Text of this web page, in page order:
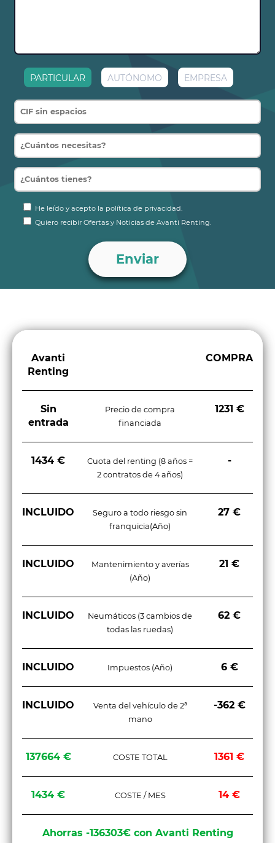
PARTICULAR AUTÓNOMO EMPRESA
He leído y acepto la política de privacidad.
Quiero recibir Ofertas y Noticias de Avanti Renting.
Avanti
Renting
COMPRA
Sin
entrada
Precio de compra
financiada
1231 €
1434 €
Cuota del renting (8 años =
2 contratos de 4 años)
-
INCLUIDO
Seguro a todo riesgo sin
franquicia(Año)
27 €
INCLUIDO
Mantenimiento y averías
(Año)
21 €
INCLUIDO
Neumáticos (3 cambios de
todas las ruedas)
62 €
INCLUIDO Impuestos (Año) 6 €
INCLUIDO
Venta del vehículo de 2ª
mano
-362 €
137664 € COSTE TOTAL 1361 €
1434 € COSTE / MES 14 €
Ahorras -136303€ con Avanti Renting